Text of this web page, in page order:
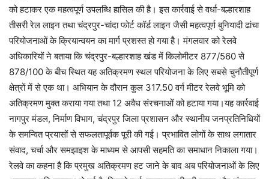
को हटाकर एक महत्वपूर्ण उपलब्धि हासिल की है। इस कार्रवाई से वर्धा-बल्हारशाह
तीसरी रेल लाइन तथा चंद्रपुर-चांदा फोर्ट कॉर्ड लाइन जैसी महत्वपूर्ण बुनियादी ढांचा
परियोजनाओं के क्रियान्वयन का मार्ग प्रशस्त हो गया है। मंगलवार को रेलवे
अधिकारियों ने बताया कि चंद्रपुर-बल्हारशाह खंड में किलोमीटर 877/560 से
878/100 के बीच स्थित यह अतिक्रमण स्थल परियोजना के लिए सबसे चुनौतीपूर्ण
क्षेत्रों में से एक था। अभियान के दौरान कुल 317.50 वर्ग मीटर रेलवे भूमि को
अतिक्रमण मुक्त कराया गया तथा 12 अवैध संरचनाओं को हटाया गया।यह कार्रवाई
नागपुर मंडल, निर्माण विभाग, चंद्रपुर जिला प्रशासन और स्थानीय जनप्रतिनिधियों
के समन्वित प्रयासों से सफलतापूर्वक पूरी की गई। प्रभावित लोगों के साथ लगातार
संवाद, चर्चा और समझाइश के माध्यम से आपसी सहमति का समाधान निकाला गया।
रेलवे का कहना है कि प्रमुख अतिक्रमण हट जाने के बाद अब परियोजनाओं के लिए